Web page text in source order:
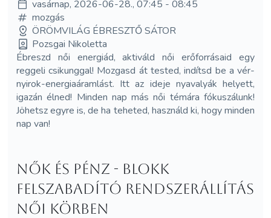
vasárnap, 2026-06-28., 07:45 - 08:45
mozgás
ÖRÖMVILÁG ÉBRESZTŐ SÁTOR
Pozsgai Nikoletta
Ébreszd női energiád, aktiváld női erőforrásaid egy
reggeli csikunggal! Mozgasd át tested, indítsd be a vér-
nyirok-energiaáramlást. Itt az ideje nyavalyák helyett,
igazán élned! Minden nap más női témára fókuszálunk!
Jöhetsz egyre is, de ha teheted, használd ki, hogy minden
nap van!
Nők és Pénz - Blokk
Felszabadító Rendszerállítás
Női Körben